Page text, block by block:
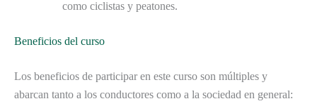
como ciclistas y peatones.
Beneficios del curso
Los beneficios de participar en este curso son múltiples y
abarcan tanto a los conductores como a la sociedad en general: